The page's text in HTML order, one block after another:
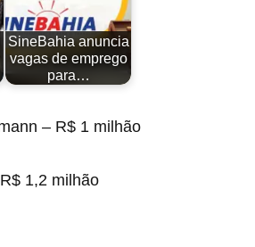
SineBahia anuncia
vagas de emprego
para…
– R$ 1 milhão
1,2 milhão